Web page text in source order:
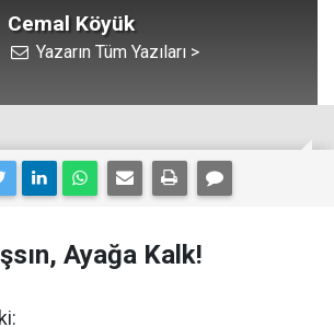
Cemal Köyük
Yazarın Tüm Yazıları >
Ayağa Kalk!